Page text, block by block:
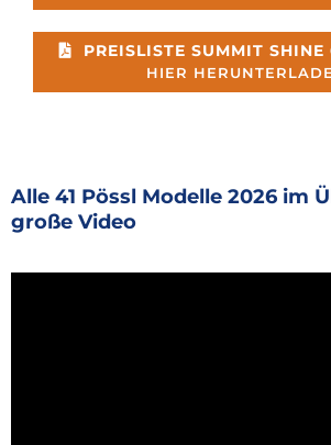
PREISLISTE SUMMIT
HIER
Alle 41 Pössl Modelle 2026 im
große Video